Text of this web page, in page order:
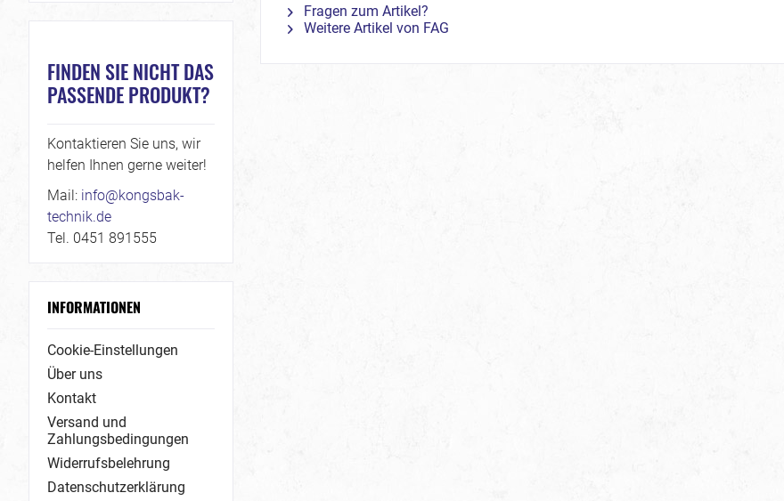
FINDEN SIE NICHT DAS
PASSENDE PRODUKT?
Kontaktieren Sie uns, wir
helfen Ihnen gerne weiter!
Mail: info@kongsbak-
technik.de
Tel. 0451 891555
INFORMATIONEN
Cookie-Einstellungen
Über uns
Kontakt
Versand und
Zahlungsbedingungen
Widerrufsbelehrung
Datenschutzerklärung
Fragen zum Artikel?
Weitere Artikel von FAG